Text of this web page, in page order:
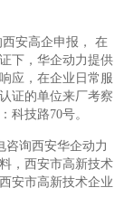
安高企申报， 在
下，华企动力提供
应，在企业日常服
证的单位来厂考察
科技路70号。
咨询西安华企动力
，西安市高新技术
安市高新技术企业